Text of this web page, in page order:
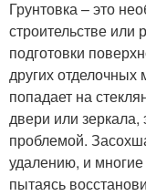
Грунтовка – это
строительстве или
подготовки
других отделочных
попадает на
двери или зеркала,
проблемой.
удалению, и многие
пытаясь